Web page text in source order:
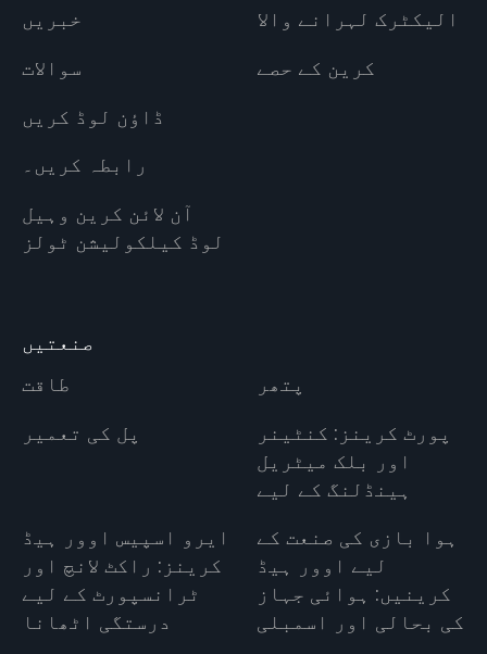
خبریں
سوالات
ڈاؤن لوڈ کریں
رابطہ کریں۔
آن لائن کرین وہیل
لوڈ کیلکولیشن ٹولز
الیکٹرک لہرانے والا
کرین کے حصے
صنعتیں
طاقت
پتھر
پل کی تعمیر
پورٹ کرینز: کنٹینر
اور بلک میٹریل
ہینڈلنگ کے لیے
ایرو اسپیس اوور ہیڈ
کرینز: راکٹ لانچ اور
ٹرانسپورٹ کے لیے
درستگی اٹھانا
ہوا بازی کی صنعت کے
لیے اوور ہیڈ
کرینیں: ہوائی جہاز
کی بحالی اور اسمبلی